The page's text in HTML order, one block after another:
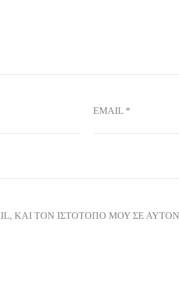
EMAIL *
ΚΑΙ ΤΟΝ ΙΣΤΌΤΟΠΟ ΜΟΥ ΣΕ